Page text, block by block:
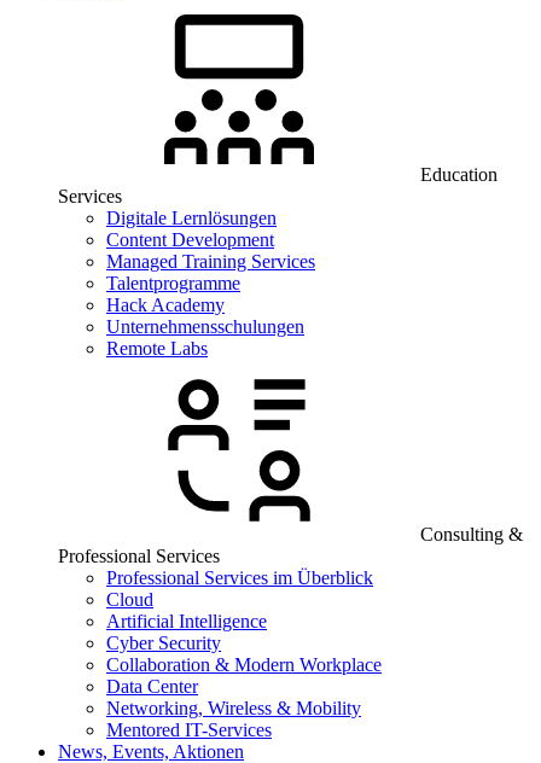
Education
Services
Digitale Lernlösungen
Content Development
Managed Training Services
Talentprogramme
Hack Academy
Unternehmensschulungen
Remote Labs
Consulting &
Professional Services
Professional Services im Überblick
Cloud
Artificial Intelligence
Cyber Security
Collaboration & Modern Workplace
Data Center
Networking, Wireless & Mobility
Mentored IT-Services
News, Events, Aktionen